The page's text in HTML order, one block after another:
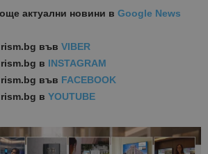
актуални новини в Google News
във VIBER
в INSTAGRAM
във FACEBOOK
в YOUTUBE